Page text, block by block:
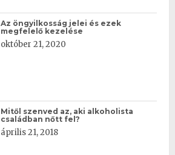
Az öngyilkosság jelei és ezek
megfelelő kezelése
október 21, 2020
Mitől szenved az, aki alkoholista
családban nőtt fel?
április 21, 2018